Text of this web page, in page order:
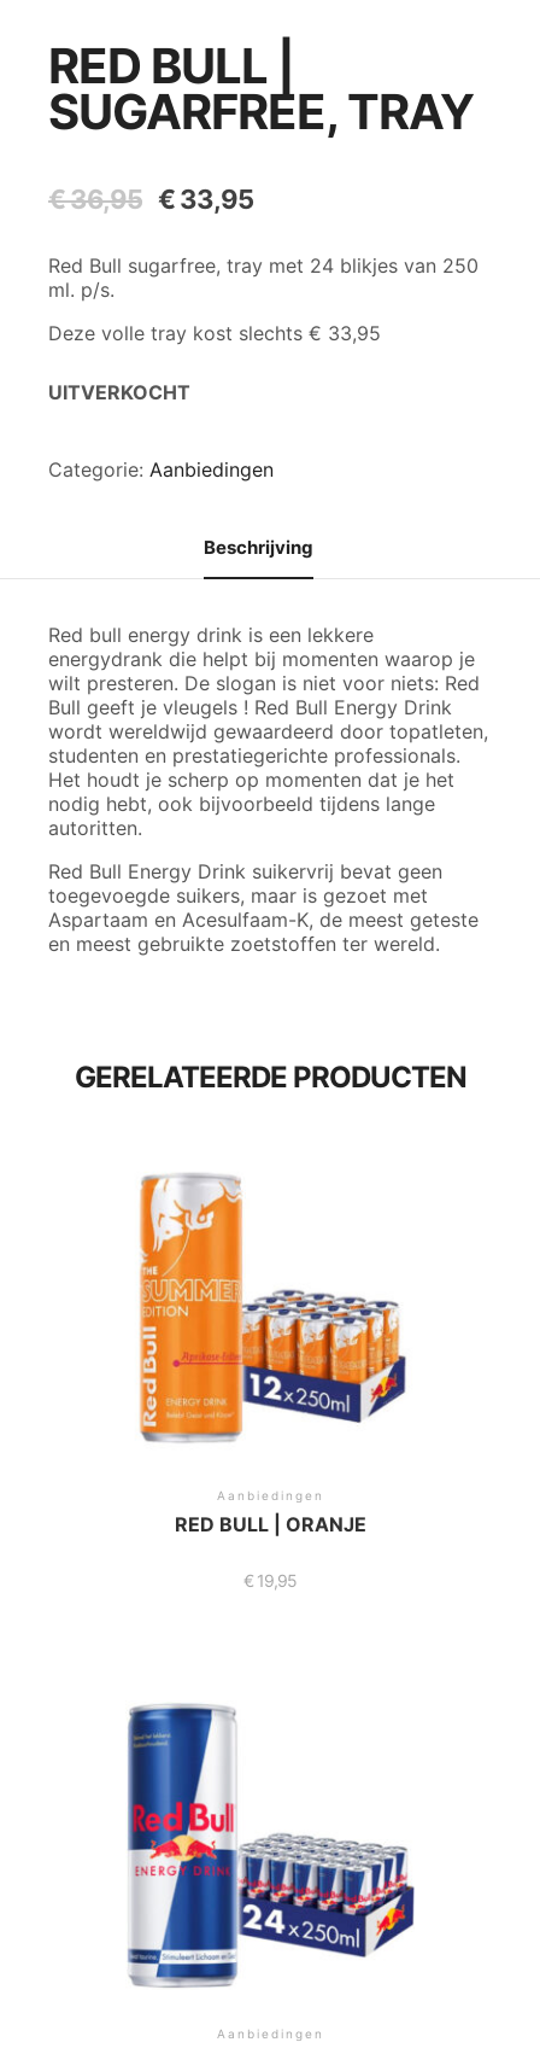
RED BULL |
SUGARFREE, TRAY
€36,95
Oorspronkelijke
€ 36,95.
€33,95
€ 33,95.
Red Bull sugarfree, tray met 24 blikjes van 250
ml. p/s.
Deze volle tray kost slechts € 33,95
UITVERKOCHT
Categorie: Aanbiedingen
Beschrijving
Red bull energy drink is een lekkere
energydrank die helpt bij momenten waarop je
wilt presteren. De slogan is niet voor niets: Red
Bull geeft je vleugels ! Red Bull Energy Drink
wordt wereldwijd gewaardeerd door topatleten,
studenten en prestatiegerichte professionals.
Het houdt je scherp op momenten dat je het
nodig hebt, ook bijvoorbeeld tijdens lange
autoritten.
Red Bull Energy Drink suikervrij bevat geen
toegevoegde suikers, maar is gezoet met
Aspartaam en Acesulfaam-K, de meest geteste
en meest gebruikte zoetstoffen ter wereld.
GERELATEERDE PRODUCTEN
Aanbiedingen
RED BULL | ORANJE
€ 19,95
Aanbiedingen